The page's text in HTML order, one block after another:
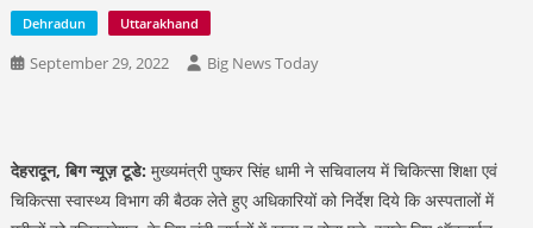
Dehradun Uttarakhand
September 29, 2022 Big News Today
देहरादून, बिग न्यूज़ टूडे: मुख्यमंत्री पुष्कर सिंह धामी ने सचिवालय में चिकित्सा शिक्षा एवं
चिकित्सा स्वास्थ्य विभाग की बैठक लेते हुए अधिकारियों को निर्देश दिये कि अस्पतालों में